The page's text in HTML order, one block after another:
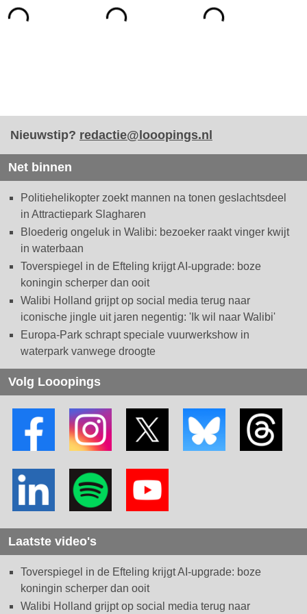
Nieuwstip? redactie@looopings.nl
Net binnen
Politiehelikopter zoekt mannen na tonen geslachtsdeel
in Attractiepark Slagharen
Bloederig ongeluk in Walibi: bezoeker raakt vinger kwijt
in waterbaan
Toverspiegel in de Efteling krijgt AI-upgrade: boze
koningin scherper dan ooit
Walibi Holland grijpt op social media terug naar
iconische jingle uit jaren negentig: 'Ik wil naar Walibi'
Europa-Park schrapt speciale vuurwerkshow in
waterpark vanwege droogte
Volg Looopings
Laatste video's
Toverspiegel in de Efteling krijgt AI-upgrade: boze
koningin scherper dan ooit
Walibi Holland grijpt op social media terug naar